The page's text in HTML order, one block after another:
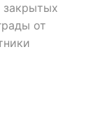
от